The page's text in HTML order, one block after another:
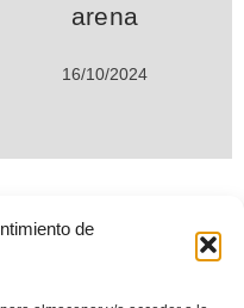
de
arena
16/10/2024
septiembre de 2004. Todos
Rights Reserved©)